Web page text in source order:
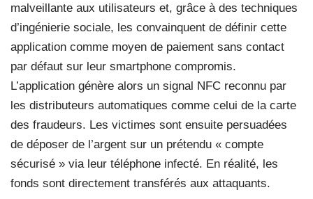
malveillante aux utilisateurs et, grâce à des techniques
d’ingénierie sociale, les convainquent de définir cette
application comme moyen de paiement sans contact
par défaut sur leur smartphone compromis.
L’application génère alors un signal NFC reconnu par
les distributeurs automatiques comme celui de la carte
des fraudeurs. Les victimes sont ensuite persuadées
de déposer de l’argent sur un prétendu « compte
sécurisé » via leur téléphone infecté. En réalité, les
fonds sont directement transférés aux attaquants.